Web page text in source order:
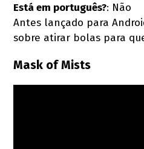
Está em português?: Não
Antes lançado para
sobre atirar bolas para
Mask of Mists